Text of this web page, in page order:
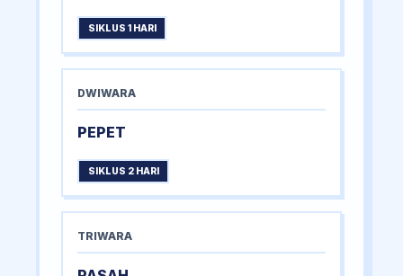
SIKLUS 1 HARI
DWIWARA
PEPET
SIKLUS 2 HARI
TRIWARA